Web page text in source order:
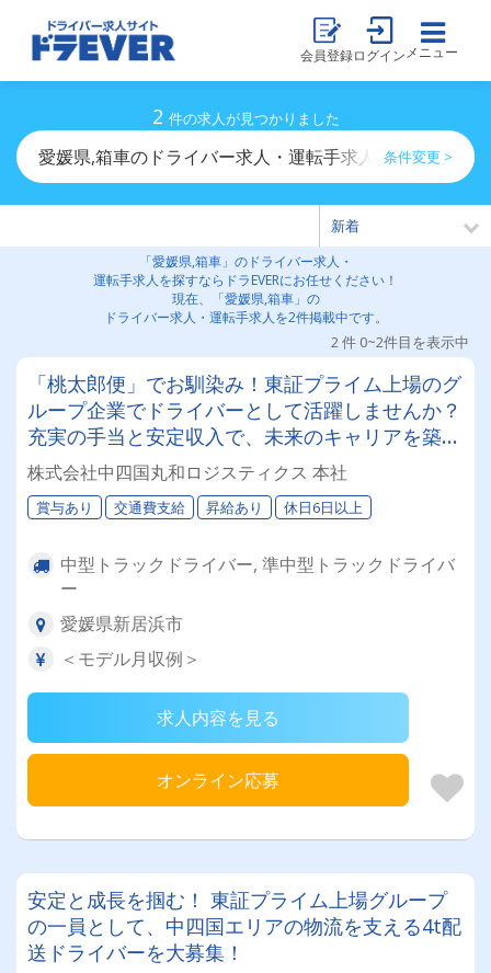
会員登録ログイン メニュー
2 件の求人が見つかりました
愛媛県,箱車のドライバー求人・運転手求人一覧条件変更 >
「愛媛県,箱車」のドライバー求人・
運転手求人を探すならドラEVERにお任せください！
現在、「愛媛県,箱車」の
ドライバー求人・運転手求人を2件掲載中です。
2 件 0~2件目を表示中
「桃太郎便」でお馴染み！東証プライム上場のグ
ループ企業でドライバーとして活躍しませんか？
充実の手当と安定収入で、未来のキャリアを築く
チャンス！
株式会社中四国丸和ロジスティクス 本社
賞与あり 交通費支給 昇給あり 休日6日以上
中型トラックドライバー, 準中型トラックドライバ
ー
愛媛県新居浜市
＜モデル月収例＞
求人内容を見る
オンライン応募
安定と成長を掴む！ 東証プライム上場グループ
の一員として、中四国エリアの物流を支える4t配
送ドライバーを大募集！